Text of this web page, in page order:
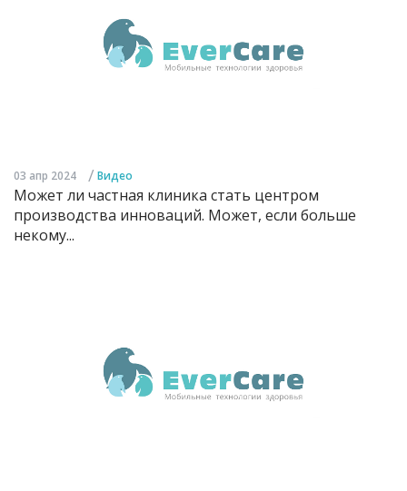
03 апр 2024 / Видео
Может ли частная клиника стать центром
производства инноваций. Может, если больше
некому...